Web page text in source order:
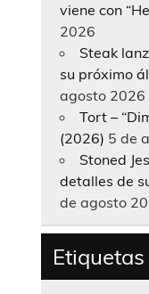
viene con
2026
Steak
su próximo
agosto 2026
Tort –
(2026) 5 de
Stoned
detalles de
de agosto
Etiquetas